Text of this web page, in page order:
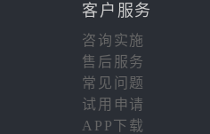
客户服务
咨询实施
售后服务
常见问题
试用申请
APP下载